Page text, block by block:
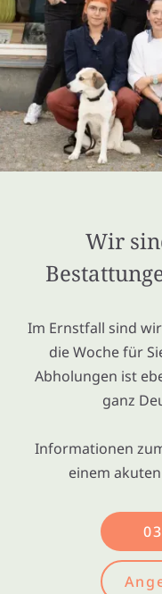
Wir
Im Ernstfall sind
die Woche für
Abholungen ist
ganz
Informationen
einem